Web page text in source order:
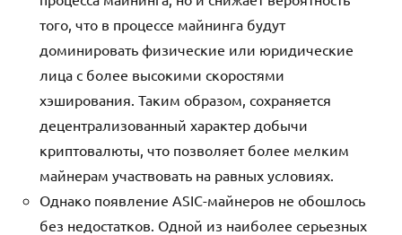
того, что в процессе майнинга будут
доминировать физические или юридические
лица с более высокими скоростями
хэширования. Таким образом, сохраняется
децентрализованный характер добычи
криптовалюты, что позволяет более мелким
майнерам участвовать на равных условиях.
Однако появление ASIC-майнеров не обошлось
без недостатков. Одной из наиболее серьезных